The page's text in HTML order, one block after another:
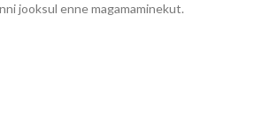
jooksul enne magamaminekut.